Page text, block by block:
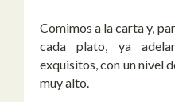
Comimos a la carta y,
cada plato, ya
exquisitos, con un nivel
muy alto.